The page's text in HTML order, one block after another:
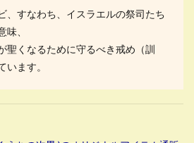
、すなわち、イスラエルの祭司たち
味、
聖くなるために守るべき戒め（訓
います。